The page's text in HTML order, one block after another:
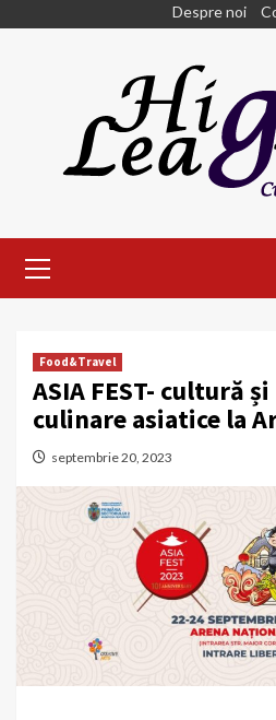
Despre noi
Menu
Food&Travel
ASIA FEST- cultură
culinare asiatice la
septembrie 20, 2023